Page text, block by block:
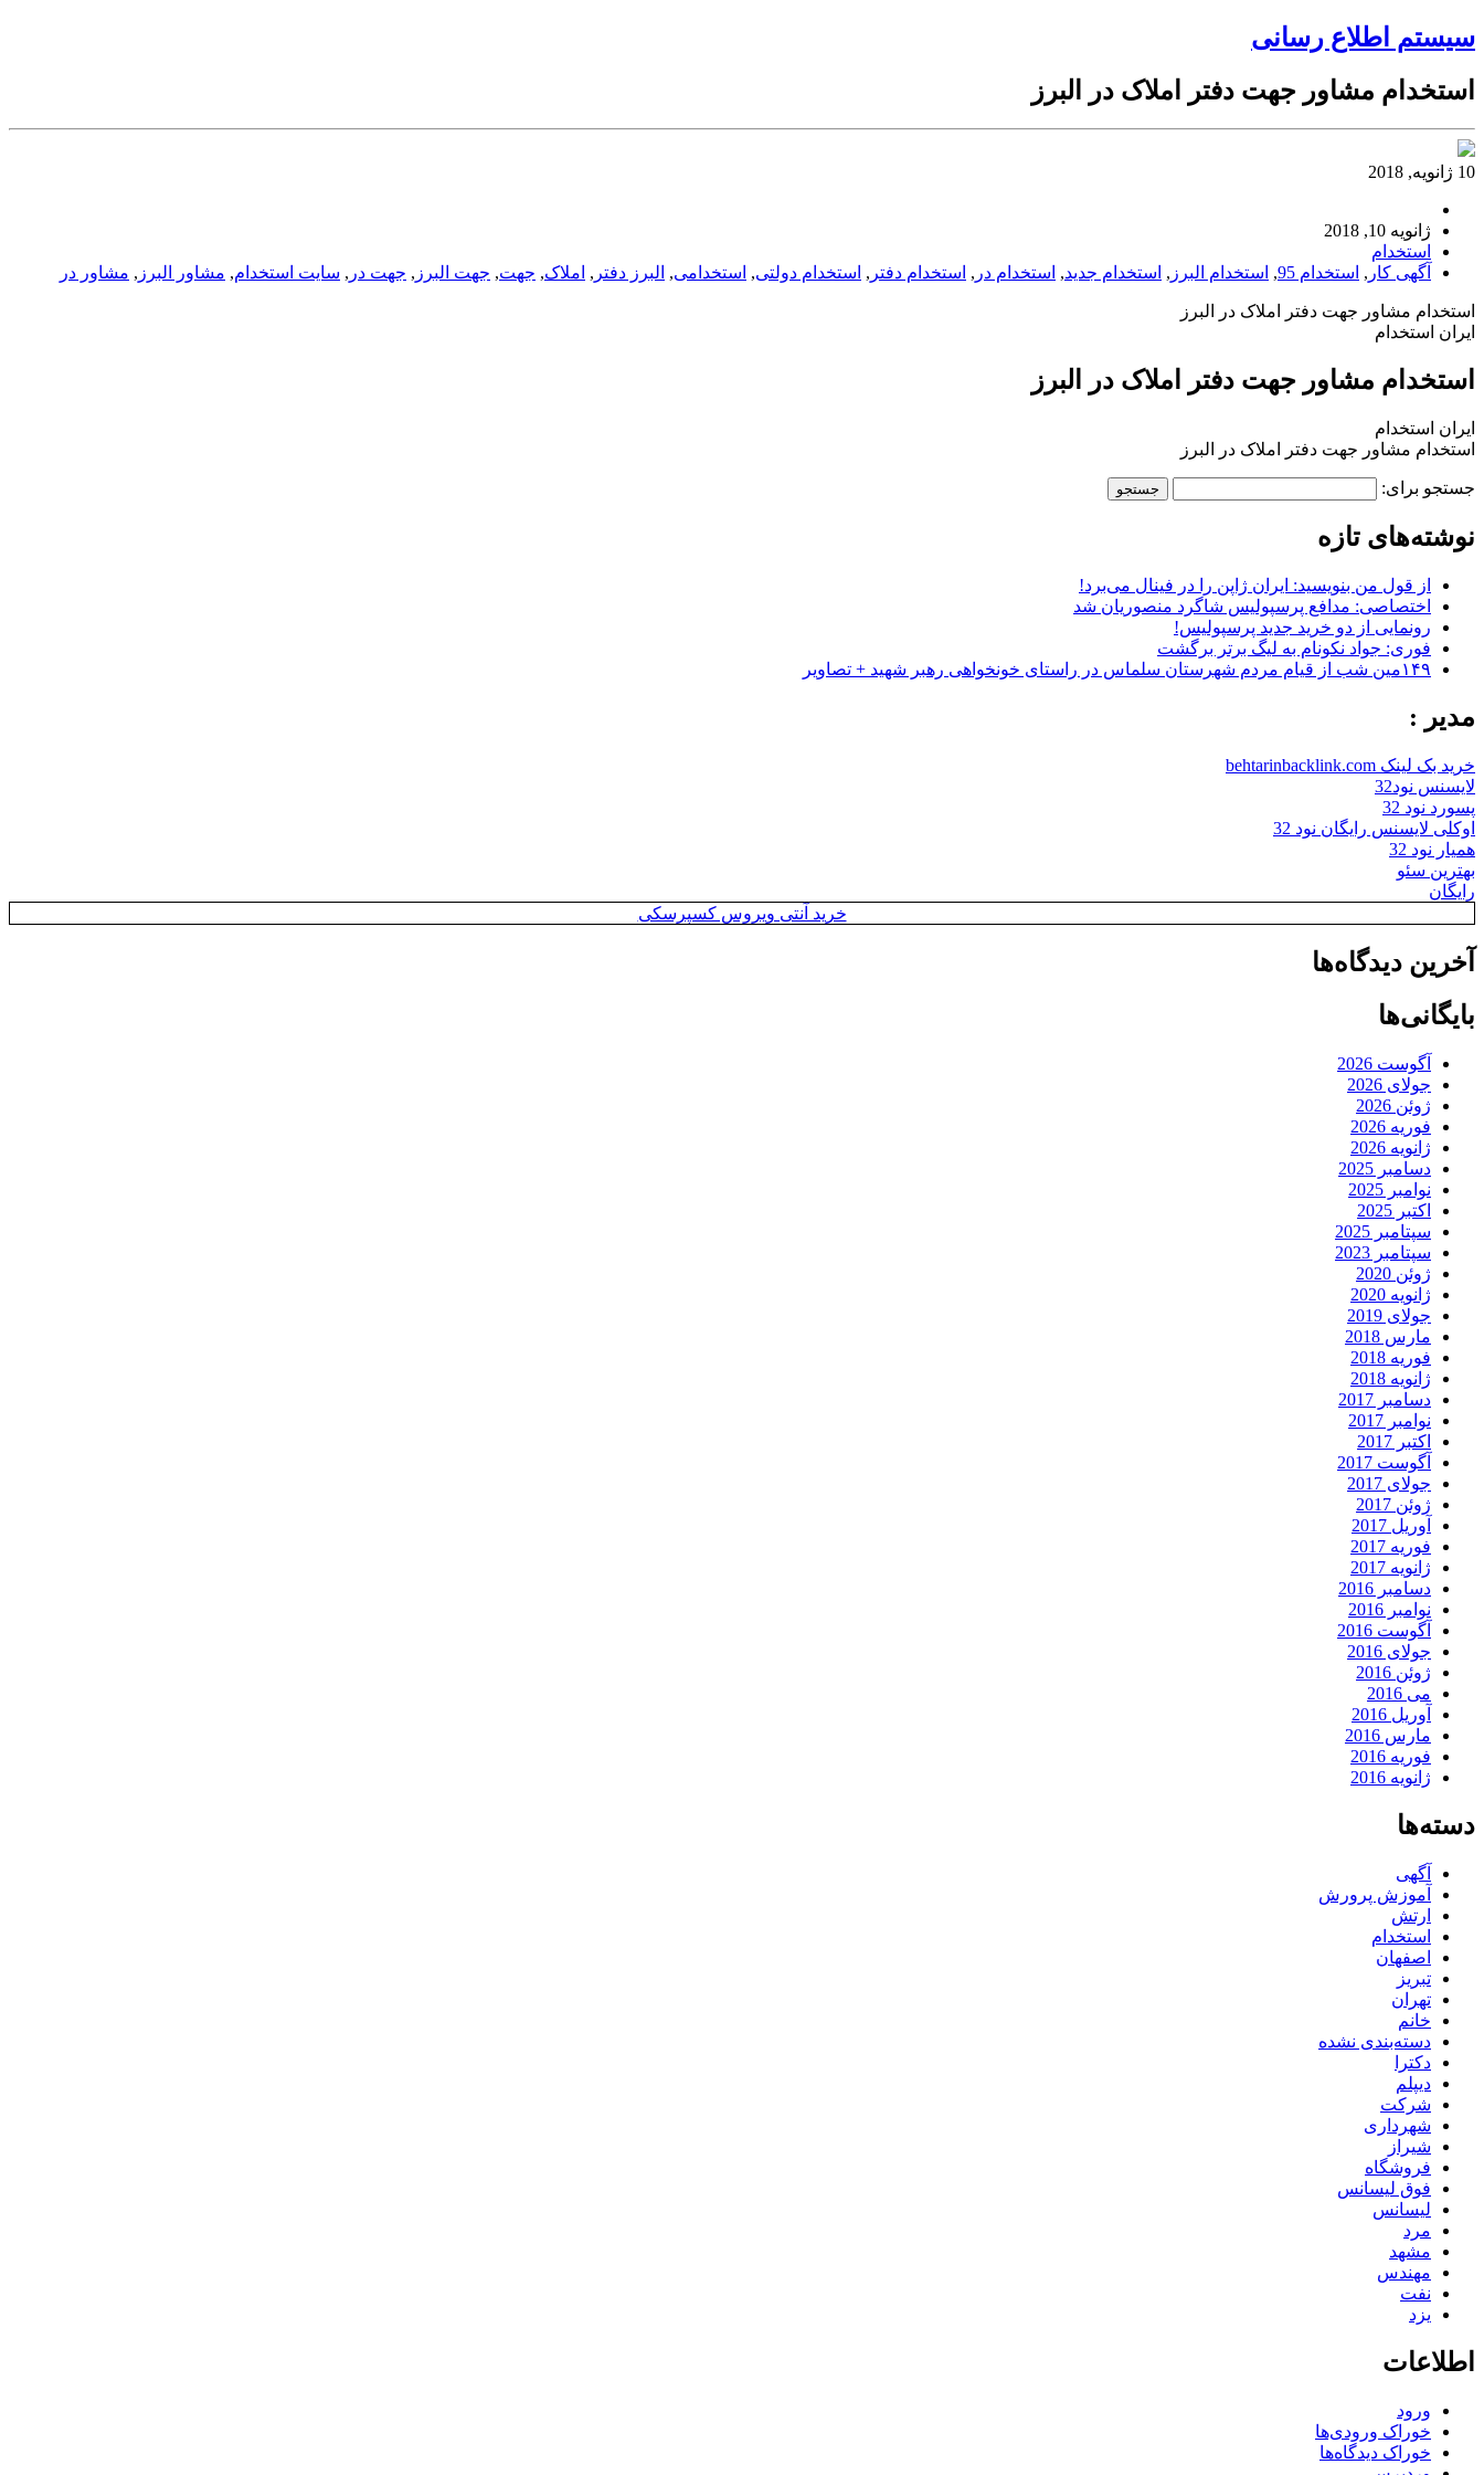
سیستم اطلاع رسانی
استخدام مشاور جهت دفتر املاک در البرز
10 ژانویه, 2018
ژانویه 10, 2018
استخدام
آگهی کار , استخدام 95 , استخدام البرز , استخدام جدید, استخدام در , استخدام دفتر , استخدام دولتی, استخدامی, البرز دفتر , املاک, جهت, جهت البرز , جهت در , سایت استخدام, مشاور البرز , مشاور در
استخدام مشاور جهت دفتر املاک در البرز
ایران استخدام
استخدام مشاور جهت دفتر املاک در البرز
ایران استخدام
استخدام مشاور جهت دفتر املاک در البرز
جستجو برای:
نوشته‌های تازه
از قول من بنویسید: ایران ژاپن را در فینال می‌برد!
اختصاصی: مدافع پرسپولیس شاگرد منصوریان شد
رونمایی از دو خرید جدید پرسپولیس!
فوری: جواد نکونام به لیگ برتر برگشت
۱۴۹مین شب از قیام مردم شهرستان سلماس در راستای خونخواهی رهبر شهید + تصاویر
مدیر :
خرید بک لینک behtarinbacklink.com
لایسنس نود32
پسورد نود 32
اوکلی لایسنس رایگان نود 32
همیار نود 32
بهترین سئو
رایگان
خرید آنتی ویروس کسپرسکی
آخرین دیدگاه‌ها
بایگانی‌ها
آگوست 2026
جولای 2026
ژوئن 2026
فوریه 2026
ژانویه 2026
دسامبر 2025
نوامبر 2025
اکتبر 2025
سپتامبر 2025
سپتامبر 2023
ژوئن 2020
ژانویه 2020
جولای 2019
مارس 2018
فوریه 2018
ژانویه 2018
دسامبر 2017
نوامبر 2017
اکتبر 2017
آگوست 2017
جولای 2017
ژوئن 2017
آوریل 2017
فوریه 2017
ژانویه 2017
دسامبر 2016
نوامبر 2016
آگوست 2016
جولای 2016
ژوئن 2016
می 2016
آوریل 2016
مارس 2016
فوریه 2016
ژانویه 2016
دسته‌ها
آگهی
آموزش پرورش
ارتش
استخدام
اصفهان
تبریز
تهران
خانم
دسته‌بندی نشده
دکترا
دیپلم
شرکت
شهرداری
شیراز
فروشگاه
فوق لیسانس
لیسانس
مرد
مشهد
مهندس
نفت
یزد
اطلاعات
ورود
خوراک ورودی‌ها
خوراک دیدگاه‌ها